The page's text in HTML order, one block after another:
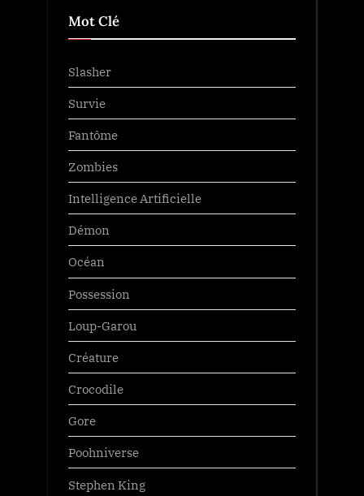
Mot Clé
Slasher
Survie
Fantôme
Zombies
Intelligence Artificielle
Démon
Océan
Possession
Loup-Garou
Créature
Crocodile
Gore
Poohniverse
Stephen King